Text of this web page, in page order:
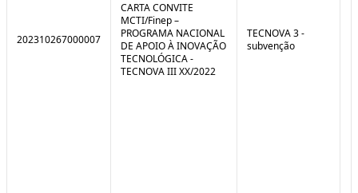
202310267000007
CARTA CONVITE
MCTI/Finep –
PROGRAMA NACIONAL
DE APOIO À INOVAÇÃO
TECNOLÓGICA -
TECNOVA III XX/2022
TECNOVA 3 -
subvenção